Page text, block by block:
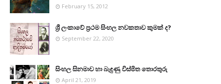
February 15, 2012
ශ්‍රී ලංකාවේ ප්‍රථම සිංහල නවකතාව කුමක් ද?
September 22, 2020
සිංහල සිනමාව හා බැඳුණු විස්මිත තොරතුරු
April 21, 2019